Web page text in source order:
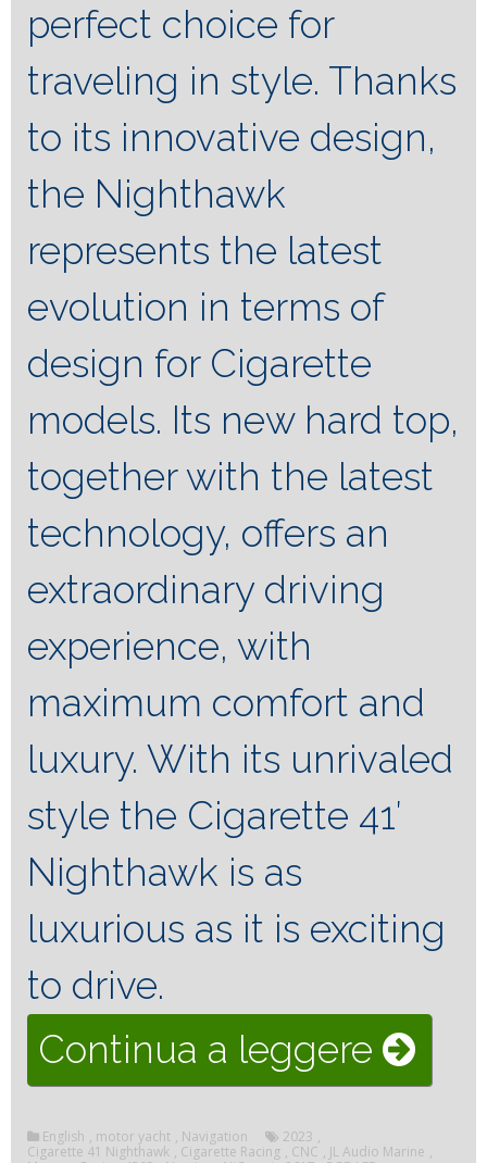
perfect choice for
traveling in style. Thanks
to its innovative design,
the Nighthawk
represents the latest
evolution in terms of
design for Cigarette
models. Its new hard top,
together with the latest
technology, offers an
extraordinary driving
experience, with
maximum comfort and
luxury. With its unrivaled
style the Cigarette 41′
Nighthawk is as
luxurious as it is exciting
to drive.
Continua a leggere “Fly
English , motor yacht , Navigation 2023 ,
Cigarette 41 Nighthawk , Cigarette Racing , CNC , JL Audio Marine ,